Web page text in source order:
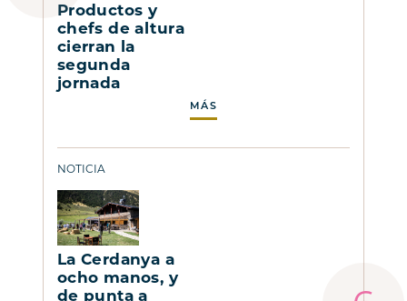
Productos y
chefs de altura
cierran la
segunda
jornada
MÁS
NOTICIA
La Cerdanya a
ocho manos, y
de punta a